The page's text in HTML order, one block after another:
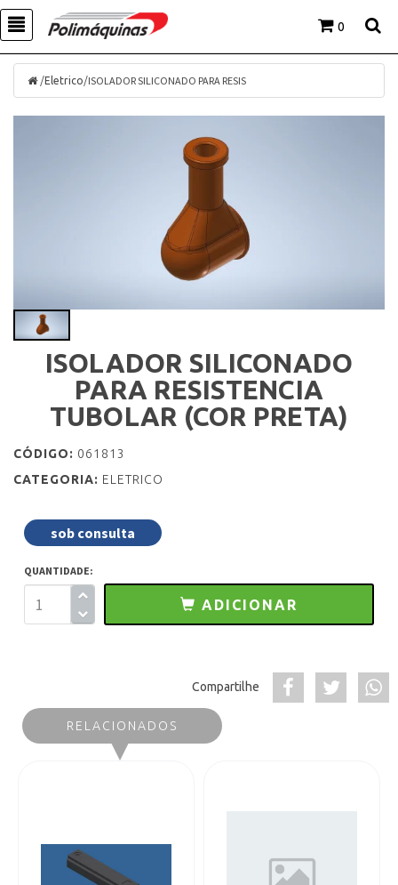
0
/Eletrico/ISOLADOR SILICONADO PARA RESIS
ISOLADOR SILICONADO
PARA RESISTENCIA
TUBOLAR (COR PRETA)
CÓDIGO: 061813
CATEGORIA: ELETRICO
sob consulta
QUANTIDADE:
ADICIONAR
Compartilhe
RELACIONADOS